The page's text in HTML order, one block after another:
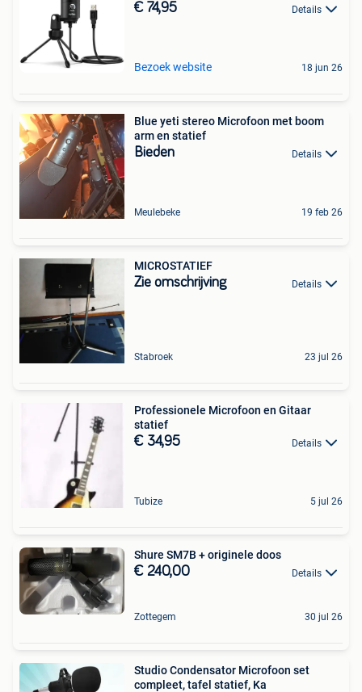
€ 74,95 Details
Bezoek website 18 jun 26
Blue yeti stereo Microfoon met boom
arm en statief
Bieden Details
Meulebeke 19 feb 26
MICROSTATIEF
Zie omschrijving Details
Stabroek 23 jul 26
Professionele Microfoon en Gitaar
statief
€ 34,95 Details
Tubize 5 jul 26
Shure SM7B + originele doos
€ 240,00 Details
Zottegem 30 jul 26
Studio Condensator Microfoon set
compleet, tafel statief, Ka